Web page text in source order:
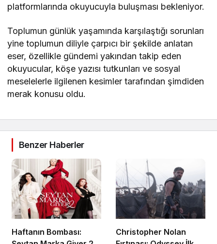
platformlarında okuyucuyla buluşması bekleniyor.
Toplumun günlük yaşamında karşılaştığı sorunları
yine toplumun diliyle çarpıcı bir şekilde anlatan
eser, özellikle gündemi yakından takip eden
okuyucular, köşe yazısı tutkunları ve sosyal
meselelerle ilgilenen kesimler tarafından şimdiden
merak konusu oldu.
Benzer Haberler
Haftanın Bombası:
Christopher Nolan